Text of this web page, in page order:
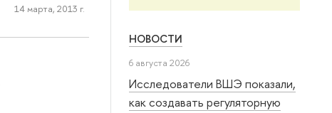
НОВОСТИ
6 августа 2026
Исследователи ВШЭ показали,
как создавать регуляторную
14 марта, 2013 г.